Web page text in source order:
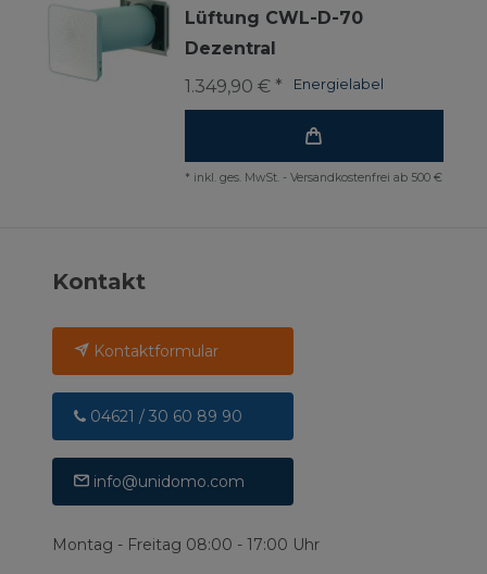
Lüftung CWL-D-70
Dezentral
Energielabel
1.349,90 € *
* inkl. ges. MwSt. - Versandkostenfrei ab 500 €
Kontakt
Kontaktformular
04621 / 30 60 89 90
info@unidomo.com
Montag - Freitag 08:00 - 17:00 Uhr